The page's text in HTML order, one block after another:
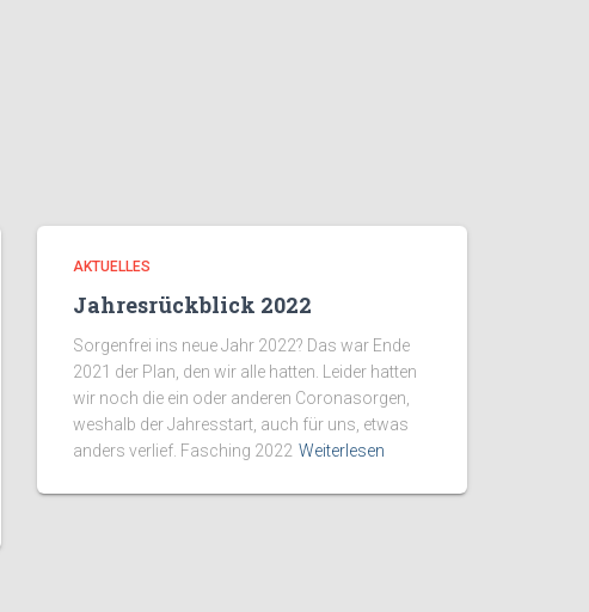
AKTUELLES
Jahresrückblick 2022
Sorgenfrei ins neue Jahr 2022? Das war Ende
2021 der Plan, den wir alle hatten. Leider hatten
wir noch die ein oder anderen Coronasorgen,
weshalb der Jahresstart, auch für uns, etwas
anders verlief. Fasching 2022 Weiterlesen